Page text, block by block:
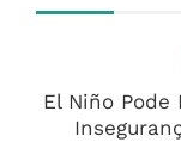
El Niño